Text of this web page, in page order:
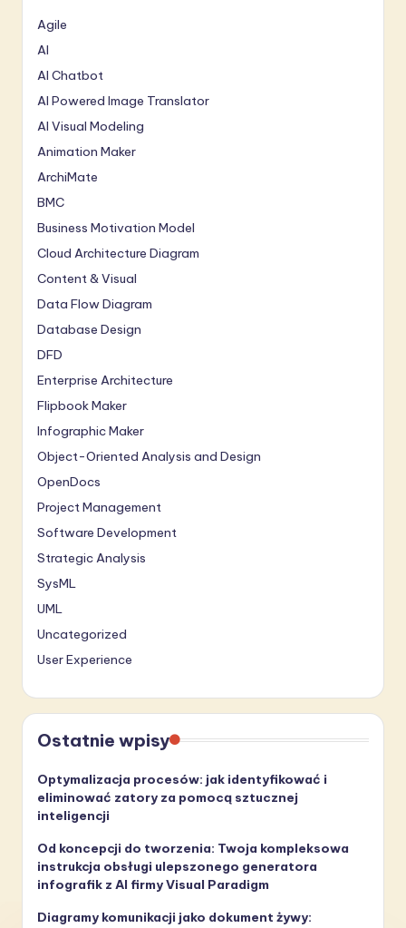
Agile
AI
AI Chatbot
AI Powered Image Translator
AI Visual Modeling
Animation Maker
ArchiMate
BMC
Business Motivation Model
Cloud Architecture Diagram
Content & Visual
Data Flow Diagram
Database Design
DFD
Enterprise Architecture
Flipbook Maker
Infographic Maker
Object-Oriented Analysis and Design
OpenDocs
Project Management
Software Development
Strategic Analysis
SysML
UML
Uncategorized
User Experience
Ostatnie wpisy
Optymalizacja procesów: jak identyfikować i
eliminować zatory za pomocą sztucznej
inteligencji
Od koncepcji do tworzenia: Twoja kompleksowa
instrukcja obsługi ulepszonego generatora
infografik z AI firmy Visual Paradigm
Diagramy komunikacji jako dokument żywy: